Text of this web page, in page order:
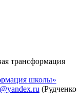
трансформация
школы»
(Рудченко